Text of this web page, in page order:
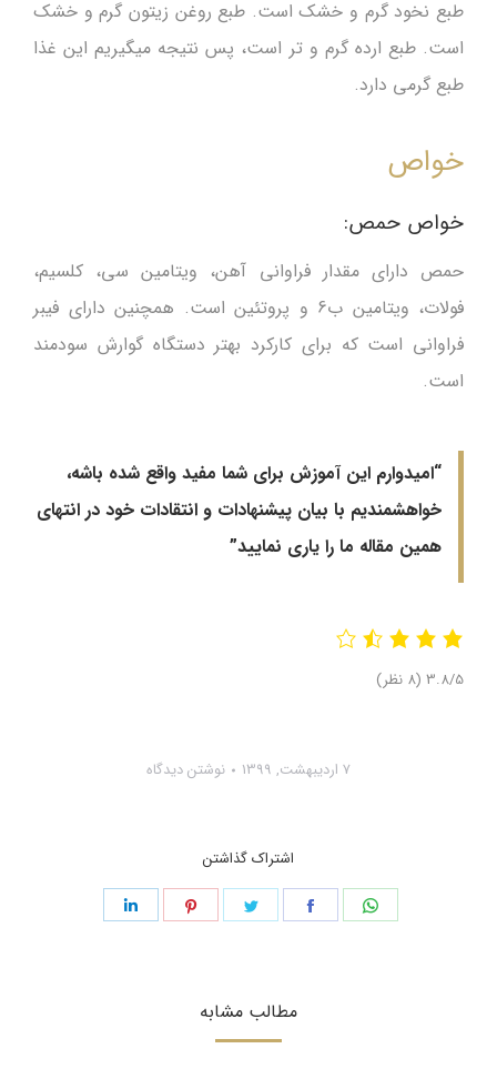
طبع نخود گرم و خشک است. طبع روغن زیتون گرم و خشک
است. طبع ارده گرم و تر است، پس نتیجه میگیریم این غذا
طبع گرمی دارد.
خواص
خواص حمص:
حمص دارای مقدار فراوانی آهن، ویتامین سی، کلسیم،
فولات، ویتامین ب6 و پروتئین است. همچنین دارای فیبر
فراوانی است که برای کارکرد بهتر دستگاه گوارش سودمند
است.
“امیدوارم این آموزش برای شما مفید واقع شده باشه،
خواهشمندیم با بیان پیشنهادات و انتقادات خود در انتهای
همین مقاله ما را یاری نمایید”
3.8/5 (8 نظر)
7 اردیبهشت, 1399 نوشتن دیدگاه
اشتراک گذاشتن
اشتراک
اشتراک
اشتراک
اشتراک
مطالب مشابه